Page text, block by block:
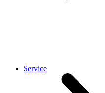
Service